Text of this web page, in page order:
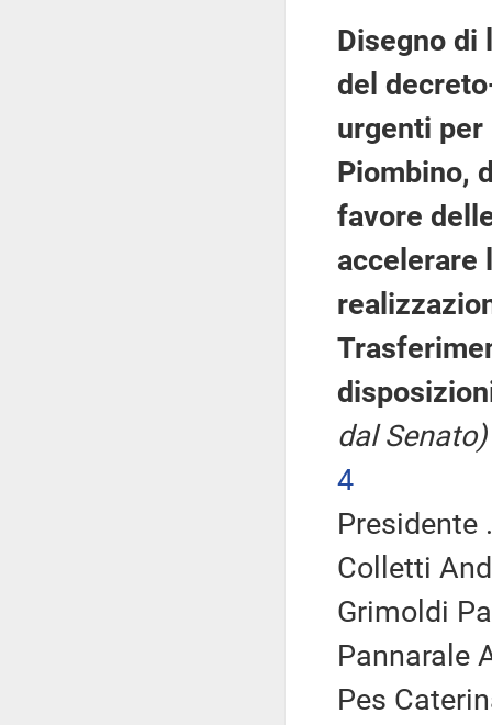
Disegno di
del
urgenti
Piombino,
favore
accelerare
dal Senato)
4
Presidente
Colletti
Grimoldi
Pannarale
Pes